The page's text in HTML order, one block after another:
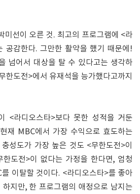
미선이 오른 것. 최고의 프로그램에 <라
공감한다. 그만한 활약을 했기 때문에!
넘어서 대상을 탈 수 있다고는 생각하
한도전>에서 유재석을 능가했다고까지
<라디오스타>보다 못한 성적을 거둔
재 MBC에서 가장 수익으로 효도하는
성도가 가장 높은 것도 <무한도전>이
도전>이 없다는 가정을 한다면, 엄청
이탈할 것이다. <라디오스타>를 좋아
지만, 한 프로그램의 애정으로 남지는